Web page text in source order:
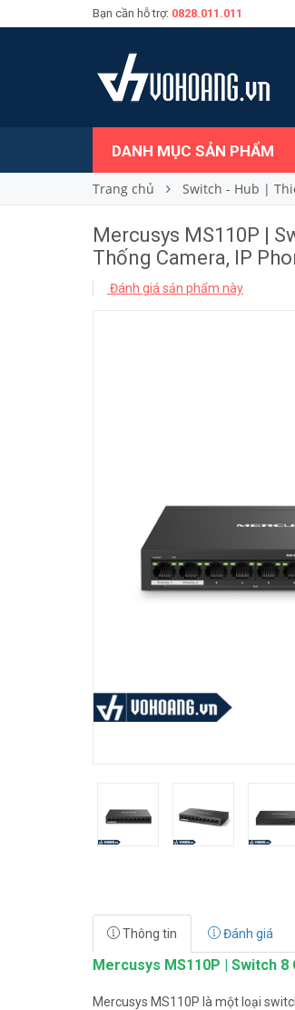
Bạn cần hỗ trợ: 0828.011.011
DANH MỤC SẢN PHẨM
Trang chủ Switch - Hub |
Mercusys MS110P |
Thống Camera, IP
Đánh giá sản phẩm này
Thông tin Đánh giá
Mercusys MS110P | Switch 8
Mercusys MS110P là một loại